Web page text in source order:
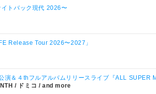
トバック現代 2026〜
Release Tour 2026〜2027」
＆４thフルアルバムリリースライブ『ALL SUPER
/ ドミコ / and more